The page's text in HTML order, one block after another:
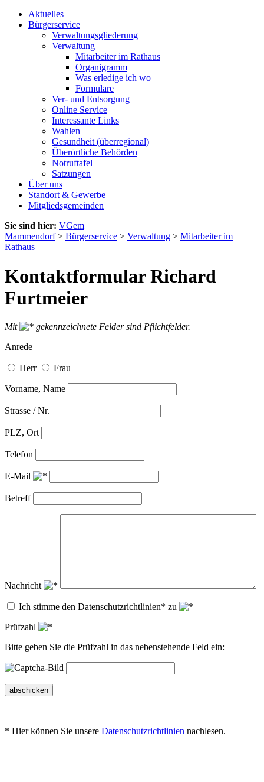
Aktuelles
Bürgerservice
Verwaltungsgliederung
Verwaltung
Mitarbeiter im Rathaus
Organigramm
Was erledige ich wo
Formulare
Ver- und Entsorgung
Online Service
Interessante Links
Wahlen
Gesundheit (überregional)
Überörtliche Behörden
Notruftafel
Satzungen
Über uns
Standort & Gewerbe
Mitgliedsgemeinden
Sie sind hier: VGem
Mammendorf> Bürgerservice > Verwaltung > Mitarbeiter im
Rathaus
Kontaktformular Richard
Furtmeier
Mit
gekennzeichnete Felder sind Pflichtfelder.
Anrede
Herr| Frau
Vorname, Name
Strasse / Nr.
PLZ, Ort
Telefon
E-Mail
Betreff
Nachricht
Ich stimme den Datenschutzrichtlinien* zu
Prüfzahl
Bitte geben Sie die Prüfzahl in das nebenstehende Feld ein:
abschicken
* Hier können Sie unsere Datenschutzrichtlinien nachlesen.